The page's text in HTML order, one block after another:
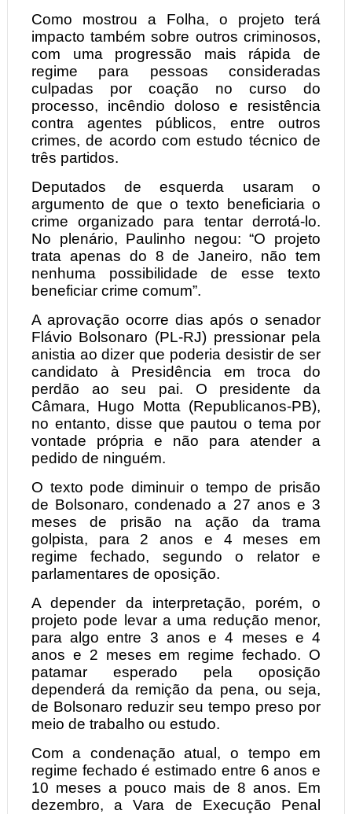
Como mostrou a Folha, o projeto terá
impacto também sobre outros criminosos,
com uma progressão mais rápida de
regime para pessoas consideradas
culpadas por coação no curso do
processo, incêndio doloso e resistência
contra agentes públicos, entre outros
crimes, de acordo com estudo técnico de
três partidos.
Deputados de esquerda usaram o
argumento de que o texto beneficiaria o
crime organizado para tentar derrotá-lo.
No plenário, Paulinho negou: “O projeto
trata apenas do 8 de Janeiro, não tem
nenhuma possibilidade de esse texto
beneficiar crime comum”.
A aprovação ocorre dias após o senador
Flávio Bolsonaro (PL-RJ) pressionar pela
anistia ao dizer que poderia desistir de ser
candidato à Presidência em troca do
perdão ao seu pai. O presidente da
Câmara, Hugo Motta (Republicanos-PB),
no entanto, disse que pautou o tema por
vontade própria e não para atender a
pedido de ninguém.
O texto pode diminuir o tempo de prisão
de Bolsonaro, condenado a 27 anos e 3
meses de prisão na ação da trama
golpista, para 2 anos e 4 meses em
regime fechado, segundo o relator e
parlamentares de oposição.
A depender da interpretação, porém, o
projeto pode levar a uma redução menor,
para algo entre 3 anos e 4 meses e 4
anos e 2 meses em regime fechado. O
patamar esperado pela oposição
dependerá da remição da pena, ou seja,
de Bolsonaro reduzir seu tempo preso por
meio de trabalho ou estudo.
Com a condenação atual, o tempo em
regime fechado é estimado entre 6 anos e
10 meses a pouco mais de 8 anos. Em
dezembro, a Vara de Execução Penal